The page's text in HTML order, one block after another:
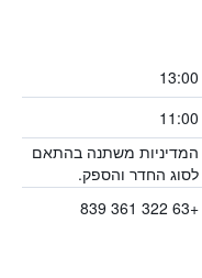
13:00
11:00
המדיניות משתנה בהתאם
לסוג החדר והספק.
+63 322 361 839